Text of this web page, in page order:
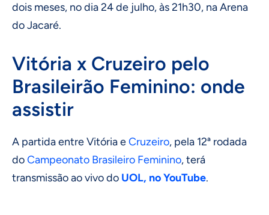
dois meses, no dia 24 de julho, às 21h30, na Arena
do Jacaré.
Vitória x Cruzeiro pelo
Brasileirão Feminino: onde
assistir
A partida entre Vitória eCruzeiro, pela 12ª rodada
doCampeonato Brasileiro Feminino, terá
transmissão ao vivo do UOL, no YouTube.